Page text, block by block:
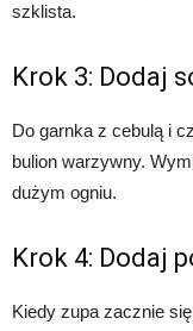
szklista.
Krok 3: Dodaj
Do garnka z cebulą i
bulion warzywny.
dużym ogniu.
Krok 4: Dodaj
Kiedy zupa zacznie